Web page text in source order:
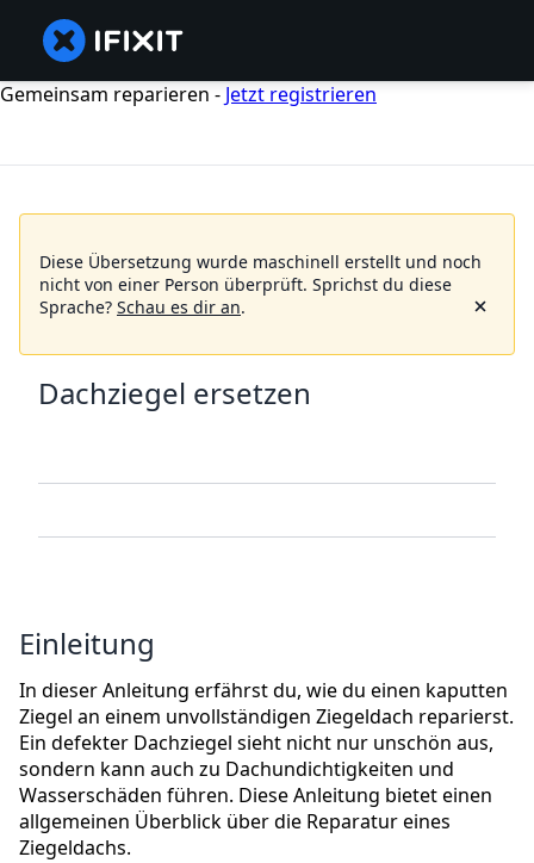
Gemeinsam reparieren - Jetzt registrieren
Diese Übersetzung wurde maschinell erstellt und noch
nicht von einer Person überprüft. Sprichst du diese
Sprache? Schau es dir an.
Dachziegel ersetzen
Einleitung
In dieser Anleitung erfährst du, wie du einen kaputten
Ziegel an einem unvollständigen Ziegeldach reparierst.
Ein defekter Dachziegel sieht nicht nur unschön aus,
sondern kann auch zu Dachundichtigkeiten und
Wasserschäden führen. Diese Anleitung bietet einen
allgemeinen Überblick über die Reparatur eines
Ziegeldachs.